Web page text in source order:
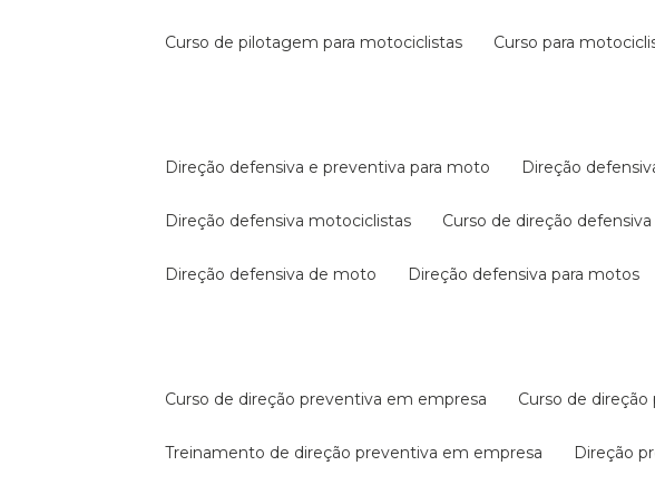
curso de pilotagem para motociclistas curso para
direção defensiva e preventiva para moto direção
direção defensiva motociclistas curso de direção defensiva
direção defensiva de moto direção defensiva para motos
curso de direção preventiva em empresa curso de
treinamento de direção preventiva em empresa direção